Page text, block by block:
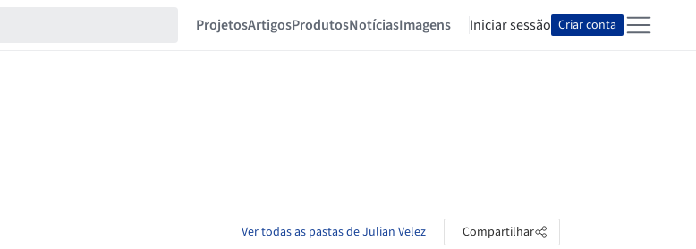
ProjetosArtigosProdutosNotíciasImagens Iniciar sessão Criar conta
Ver todas as pastas de Julian Velez Compartilhar